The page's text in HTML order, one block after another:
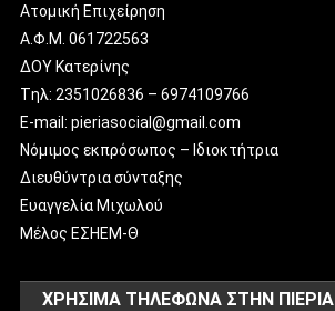
Ατομική Επιχείρηση
Α.Φ.Μ. 061722563
ΔΟΥ Κατερίνης
Tηλ: 2351026836 – 6974109766
E-mail: pieriasocial@gmail.com
Νόμιμος εκπρόσωπος – Ιδιοκτήτρια
Διευθύντρια σύνταξης
Ευαγγελία Μιχωλού
Μέλος ΕΣΗΕΜ-Θ
ΧΡΗΣΙΜΑ ΤΗΛΕΦΩΝΑ ΣΤΗΝ ΠΙΕΡΙΑ